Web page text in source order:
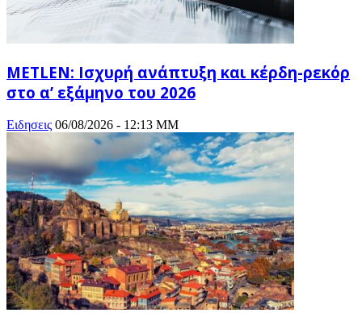
METLEN: Ισχυρή ανάπτυξη και κέρδη-ρεκόρ
στο α’ εξάμηνο του 2026
Ειδησεις 06/08/2026 - 12:13 ΜΜ